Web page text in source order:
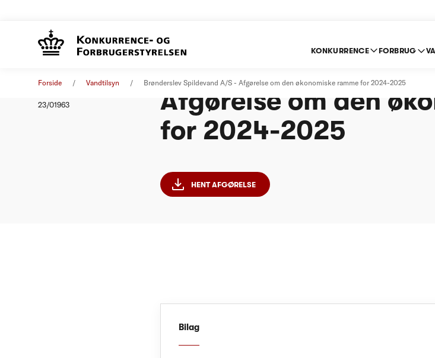
KONKURRENCE FORBRUG
Forside Vandtilsyn Brønderslev Spildevand A/S - Afgørelse om den økonomiske ramme for 2024-2025
23/01963
Afgørelse om den
for 2024-2025
HENT AFGØRELSE
Bilag